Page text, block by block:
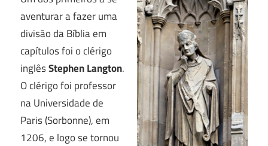
aventurar a fazer uma
divisão da Bíblia em
capítulos foi o clérigo
inglêsStephen Langton.
O clérigo foi professor
na Universidade de
Paris (Sorbonne), em
1206, e logo se tornou